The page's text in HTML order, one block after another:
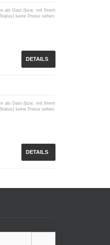
als Gast (bzw. mit Ihrem
keine Preise sehen.
DETAILS
als Gast (bzw. mit Ihrem
keine Preise sehen.
DETAILS